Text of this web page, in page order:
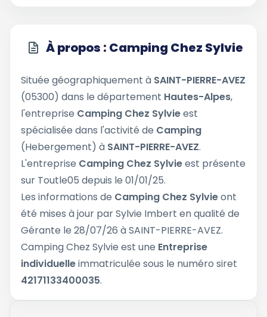
À propos : Camping Chez Sylvie
Située géographiquement à SAINT-PIERRE-AVEZ
(05300) dans le département Hautes-Alpes,
l'entreprise Camping Chez Sylvieest
spécialisée dans l'activité de Camping
(Hebergement) à SAINT-PIERRE-AVEZ.
L'entreprise Camping Chez Sylvieest présente
sur Toutle05 depuis le 01/01/25.
Les informations de Camping Chez Sylvieont
été mises à jour par Sylvie Imbert en qualité de
Gérante le 28/07/26 à SAINT-PIERRE-AVEZ.
Camping Chez Sylvie est une Entreprise
individuelleimmatriculée sous le numéro siret
42171133400035.